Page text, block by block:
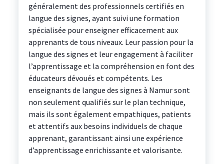
généralement des professionnels certifiés en
langue des signes, ayant suivi une formation
spécialisée pour enseigner efficacement aux
apprenants de tous niveaux. Leur passion pour la
langue des signes et leur engagement à faciliter
l’apprentissage et la compréhension en font des
éducateurs dévoués et compétents. Les
enseignants de langue des signes à Namur sont
non seulement qualifiés sur le plan technique,
mais ils sont également empathiques, patients
et attentifs aux besoins individuels de chaque
apprenant, garantissant ainsi une expérience
d’apprentissage enrichissante et valorisante.